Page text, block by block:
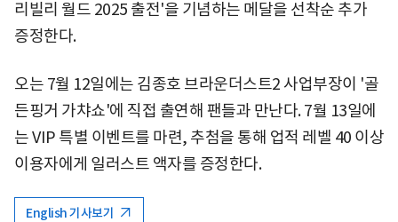
리빌리 월드 2025 출전'을 기념하는 메달을 선착순 추가
증정한다.
오는 7월 12일에는 김종호 브라운더스트2 사업부장이 '골
든핑거 가챠쇼'에 직접 출연해 팬들과 만난다. 7월 13일에
는 VIP 특별 이벤트를 마련, 추첨을 통해 업적 레벨 40 이상
이용자에게 일러스트 액자를 증정한다.
English 기사보기